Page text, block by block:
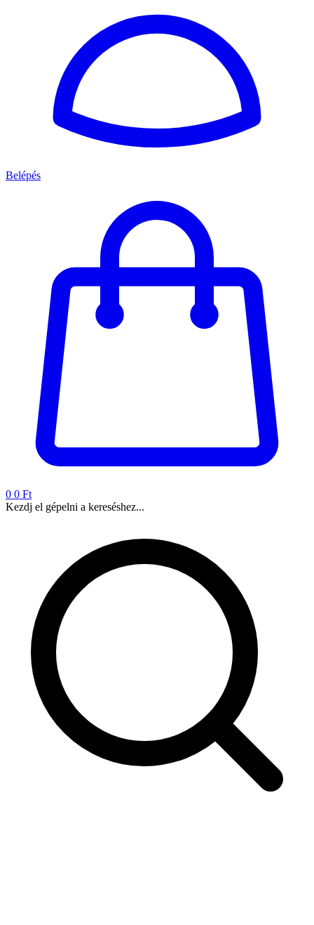
Belépés
0 0 Ft
Kezdj el gépelni a kereséshez...